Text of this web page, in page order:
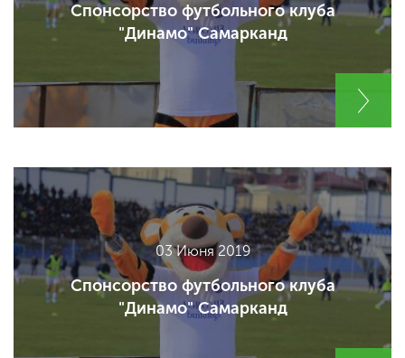
Спонсорство футбольного клуба
"Динамо" Самарканд
03 Июня 2019
Спонсорство футбольного клуба
"Динамо" Самарканд